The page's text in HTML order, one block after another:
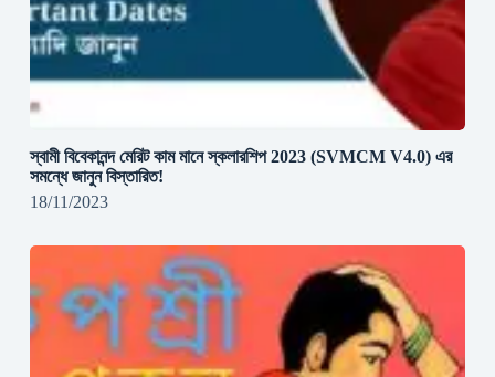
স্বামী বিবেকানন্দ মেরিট কাম মানে স্কলারশিপ 2023 (SVMCM V4.0) এর
সমন্ধে জানুন বিস্তারিত!
18/11/2023